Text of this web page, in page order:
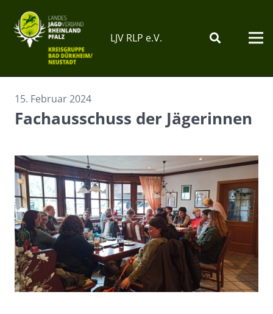
LJV RLP e.V.
15. Februar 2024
Fachausschuss der Jägerinnen